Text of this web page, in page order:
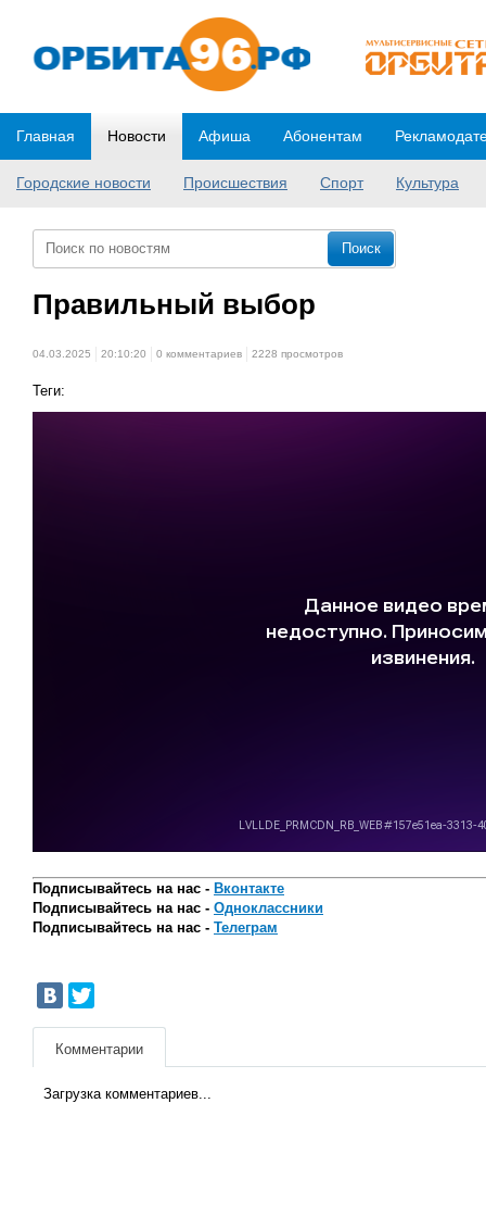
Главная Новости
Городские новости Происшествия Спорт Культура
Афиша Абонентам
Правильный выбор
04.03.2025 20:10:20 0 комментариев 2228 просмотров
Теги:
Подписывайтесь на нас - Вконтакте
Подписывайтесь на нас - Одноклассники
Подписывайтесь на нас - Телеграм
Комментарии
Загрузка комментариев...